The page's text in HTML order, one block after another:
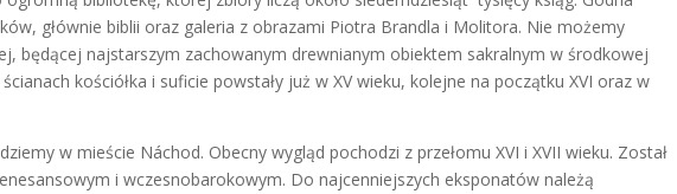
głównie biblii oraz galeria z obrazami Piotra Brandla i Molitora. Nie możemy
będącej najstarszym zachowanym drewnianym obiektem sakralnym w środkowej
kościółka i suficie powstały już w XV wieku, kolejne na początku XVI oraz w
w mieście Náchod. Obecny wygląd pochodzi z przełomu XVI i XVII wieku. Został
i wczesnobarokowym. Do najcenniejszych eksponatów należą